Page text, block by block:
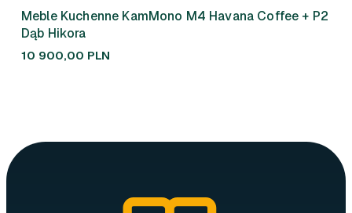
Meble Kuchenne KamMono M4 Havana Coffee + P2
Dąb Hikora
10 900,00 PLN